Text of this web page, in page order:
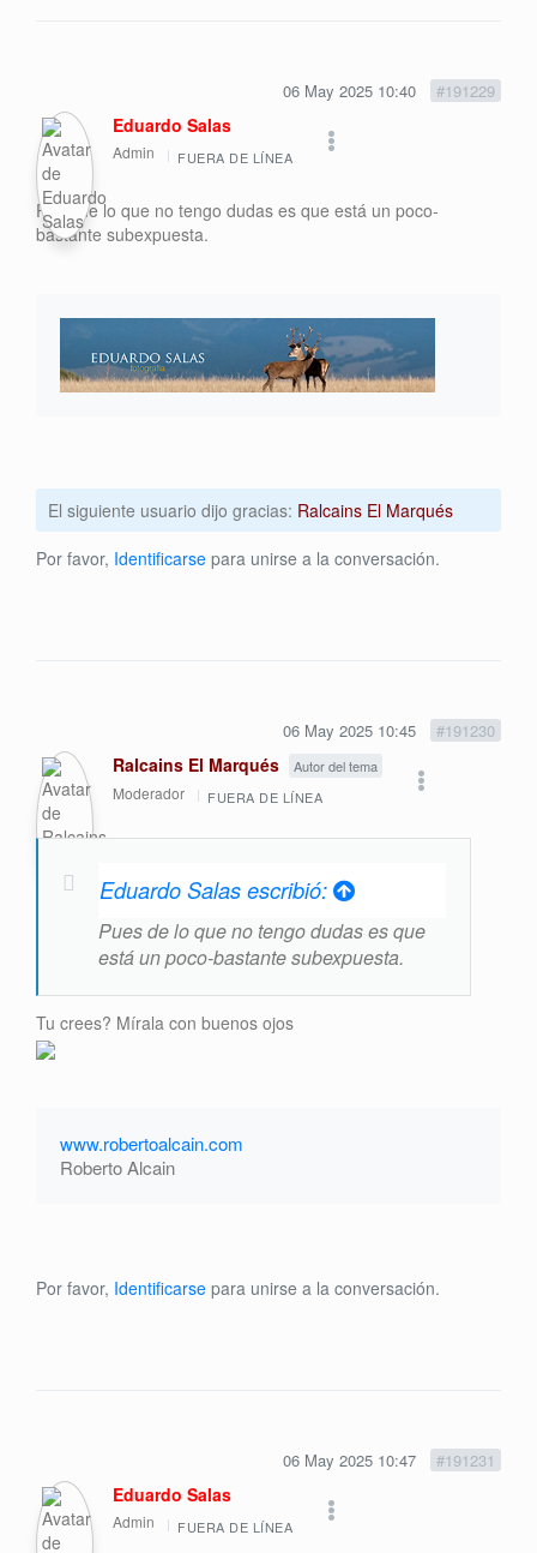
06 May 2025 10:40 #191229
Eduardo Salas
Admin FUERA DE LÍNEA
Pues de lo que no tengo dudas es que está un poco-
bastante subexpuesta.
El siguiente usuario dijo gracias: Ralcains El Marqués
Por favor, Identificarse para unirse a la conversación.
06 May 2025 10:45 #191230
Ralcains El Marqués Autor del tema
Moderador FUERA DE LÍNEA
Eduardo Salas escribió:
Pues de lo que no tengo dudas es que
está un poco-bastante subexpuesta.
Tu crees? Mírala con buenos ojos
www.robertoalcain.com
Roberto Alcain
Por favor, Identificarse para unirse a la conversación.
06 May 2025 10:47 #191231
Eduardo Salas
Admin FUERA DE LÍNEA